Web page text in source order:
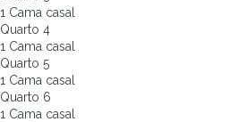
1 Cama casal
Quarto 4
1 Cama casal
Quarto 5
1 Cama casal
Quarto 6
1 Cama casal